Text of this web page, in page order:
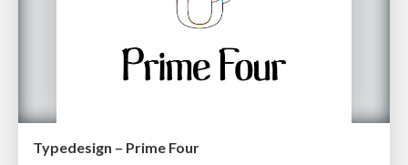
Typedesign – Prime Four